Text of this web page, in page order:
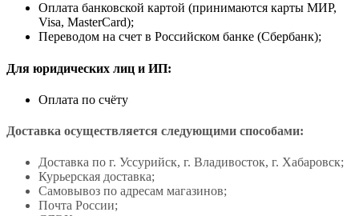
Оплата банковской картой (принимаются карты МИР,
Visa, MasterCard);
Переводом на счет в Российском банке (Сбербанк);
Для юридических лиц и ИП:
Оплата по счёту
Доставка осуществляется следующими способами:
Доставка по г. Уссурийск, г. Владивосток, г. Хабаровск;
Курьерская доставка;
Самовывоз по адресам магазинов;
Почта России;